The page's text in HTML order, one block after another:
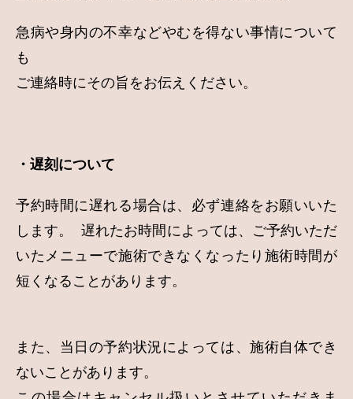
急病や身内の不幸などやむを得ない事情について
も
ご連絡時にその旨をお伝えください。
・遅刻について
予約時間に遅れる場合は、必ず連絡をお願いいた
します。 遅れたお時間によっては、ご予約いただ
いたメニューで施術できなくなったり施術時間が
短くなることがあります。
また、当日の予約状況によっては、施術自体でき
ないことがあります。